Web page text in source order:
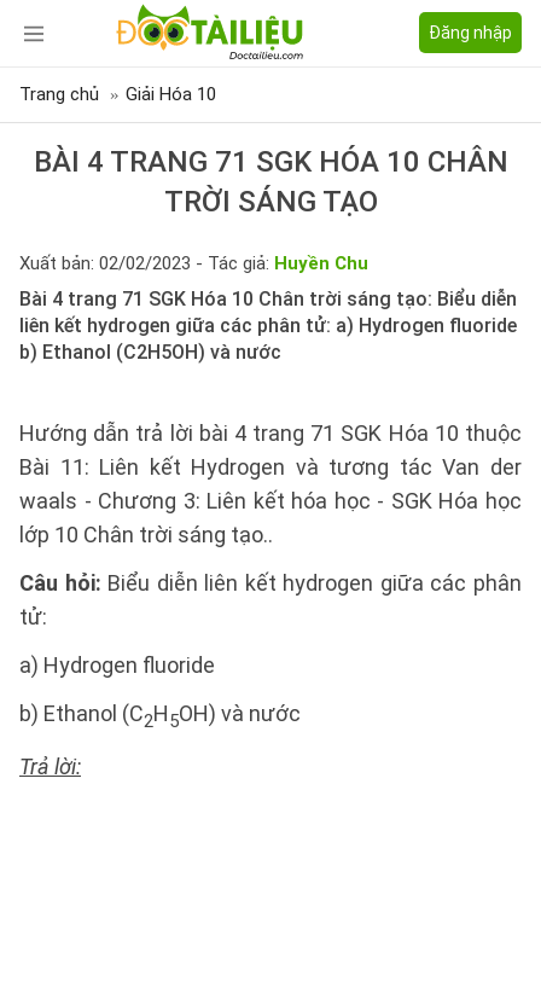
Đăng nhập
Trang chủ Giải Hóa 10
BÀI 4 TRANG 71 SGK HÓA 10 CHÂN
TRỜI SÁNG TẠO
Xuất bản: 02/02/2023 - Tác giả: Huyền Chu
Bài 4 trang 71 SGK Hóa 10 Chân trời sáng tạo: Biểu diễn
liên kết hydrogen giữa các phân tử: a) Hydrogen fluoride
b) Ethanol (C2H5OH) và nước
Hướng dẫn trả lời bài 4 trang 71 SGK Hóa 10 thuộc
Bài 11: Liên kết Hydrogen và tương tác Van der
waals - Chương 3: Liên kết hóa học - SGK Hóa học
lớp 10 Chân trời sáng tạo..
Câu hỏi: Biểu diễn liên kết hydrogen giữa các phân
tử:
a) Hydrogen fluoride
b) Ethanol (C2H5OH) và nước
Trả lời: